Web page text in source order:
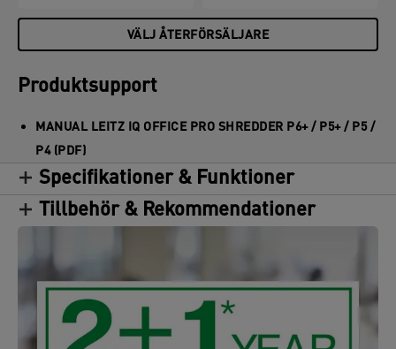
VÄLJ ÅTERFÖRSÄLJARE
Produktsupport
MANUAL LEITZ IQ OFFICE PRO SHREDDER P6+ / P5+ / P5 /
P4 (PDF)
Specifikationer & Funktioner
Tillbehör & Rekommendationer